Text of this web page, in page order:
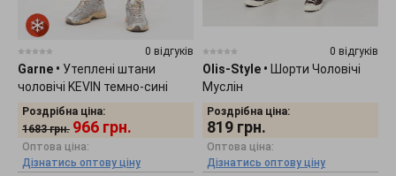
0 відгуків
Garne • Утеплені штани
чоловічі KEVIN темно-сині
3042432
Роздрібна ціна:
1683 грн. 966 грн.
Оптова ціна:
Дізнатись оптову ціну
0 відгуків
Olis-Style •
Шорти Чоловічі
Муслін
Роздрібна ціна:
819 грн.
Оптова ціна:
Дізнатись оптову ціну